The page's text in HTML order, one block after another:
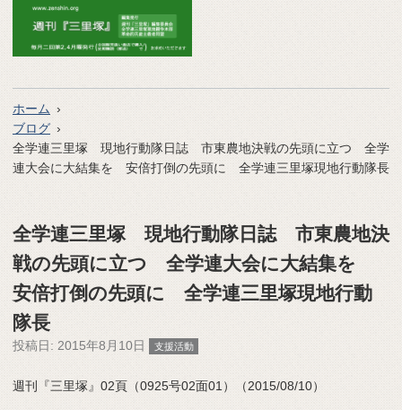
ホーム
ブログ
全学連三里塚 現地行動隊日誌 市東農地決戦の先頭に立つ 全学
連大会に大結集を 安倍打倒の先頭に 全学連三里塚現地行動隊長
全学連三里塚 現地行動隊日誌 市東農地決
戦の先頭に立つ 全学連大会に大結集を
安倍打倒の先頭に 全学連三里塚現地行動
隊長
投稿日: 2015年8月10日 支援活動
週刊『三里塚』02頁（0925号02面01）（2015/08/10）